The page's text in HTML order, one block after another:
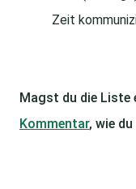
Zeit
Magst du die Liste
Kommentar, wie